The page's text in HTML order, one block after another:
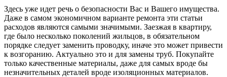
Здесь уже идет речь о безопасности Вас и Вашего имущества.
Даже в самом экономичном варианте ремонта эти статьи
расходов являются самыми значимыми. Заезжая в квартиру,
где было несколько поколений жильцов, в обязательном
порядке следует заменить проводку, иначе это может привести
к возгоранию. Актуально это и для замены труб. Покупайте
только качественные материалы, даже для самых вроде бы
незначительных деталей вроде изоляционных материалов.